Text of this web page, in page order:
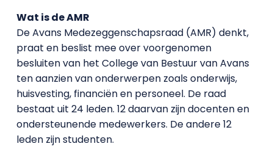
Wat is de AMR
De Avans Medezeggenschapsraad (AMR) denkt,
praat en beslist mee over voorgenomen
besluiten van het College van Bestuur van Avans
ten aanzien van onderwerpen zoals onderwijs,
huisvesting, financiën en personeel. De raad
bestaat uit 24 leden. 12 daarvan zijn docenten en
ondersteunende medewerkers. De andere 12
leden zijn studenten.